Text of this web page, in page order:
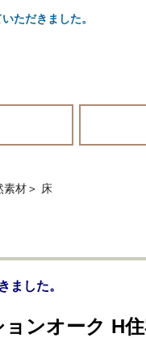
ただきました。
素材＞ 床
ました。
ンオーク H